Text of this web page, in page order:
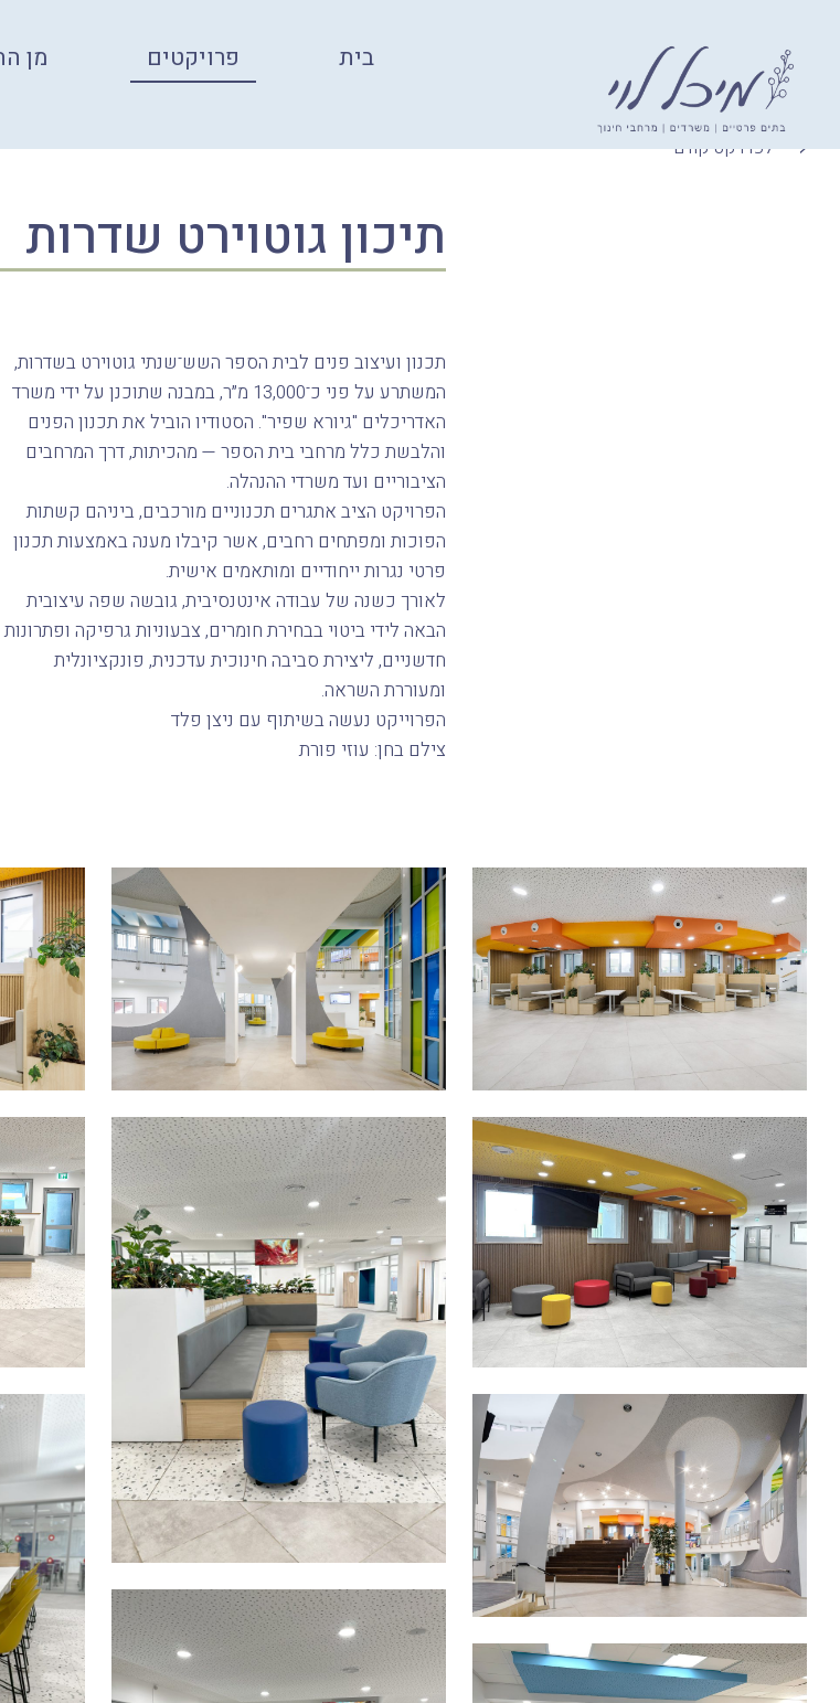
בית פרויקטים מן
לפרויקט קודם
תיכון גוטוירט שדרות
תכנון ועיצוב פנים לבית הספר השש־שנתי גוטוירט בשדרות,
המשתרע על פני כ־13,000 מ״ר, במבנה שתוכנן על ידי משרד
האדריכלים "גיורא שפיר". הסטודיו הוביל את תכנון הפנים
והלבשת כלל מרחבי בית הספר — מהכיתות, דרך המרחבים
הציבוריים ועד משרדי ההנהלה.
הפרויקט הציב אתגרים תכנוניים מורכבים, ביניהם קשתות
הפוכות ומפתחים רחבים, אשר קיבלו מענה באמצעות תכנון
פרטי נגרות ייחודיים ומותאמים אישית.
לאורך כשנה של עבודה אינטנסיבית, גובשה שפה עיצובית
הבאה לידי ביטוי בבחירת חומרים, צבעוניות גרפיקה ופתרונות
חדשניים, ליצירת סביבה חינוכית עדכנית, פונקציונלית
ומעוררת השראה.
הפרוייקט נעשה בשיתוף עם ניצן פלד
צילם בחן: עוזי פורת